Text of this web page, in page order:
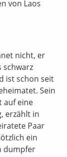
von Laos
nicht, er
schwarz
ist schon seit
Sein
eine
erzählt in
Paar
ein
dumpfer